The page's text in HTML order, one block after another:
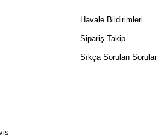
Havale Bildirimleri
Sipariş Takip
Sıkça Sorulan Sorular